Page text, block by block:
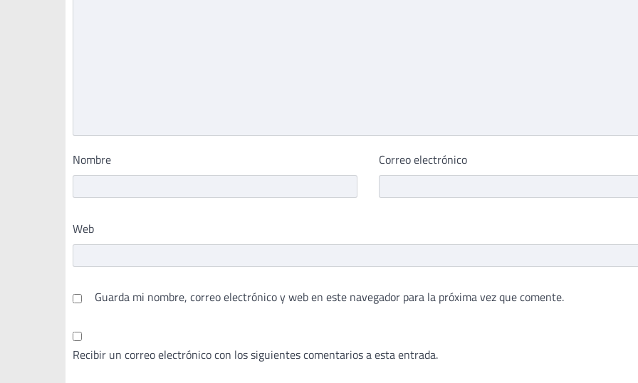
Nombre Correo electrónico
Web
Guarda mi nombre, correo electrónico y web en este navegador para la próxima vez que comente.
Recibir un correo electrónico con los siguientes comentarios a esta entrada.